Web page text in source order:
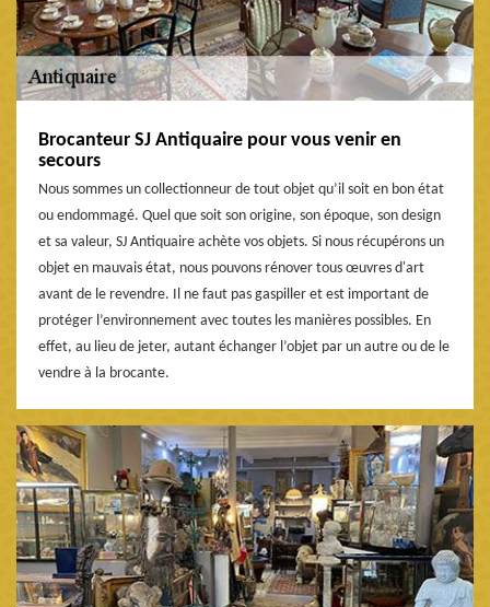
Brocanteur SJ Antiquaire pour vous venir en
secours
Nous sommes un collectionneur de tout objet qu’il soit en bon état
ou endommagé. Quel que soit son origine, son époque, son design
et sa valeur, SJ Antiquaire achète vos objets. Si nous récupérons un
objet en mauvais état, nous pouvons rénover tous œuvres d'art
avant de le revendre. Il ne faut pas gaspiller et est important de
protéger l’environnement avec toutes les manières possibles. En
effet, au lieu de jeter, autant échanger l’objet par un autre ou de le
vendre à la brocante.